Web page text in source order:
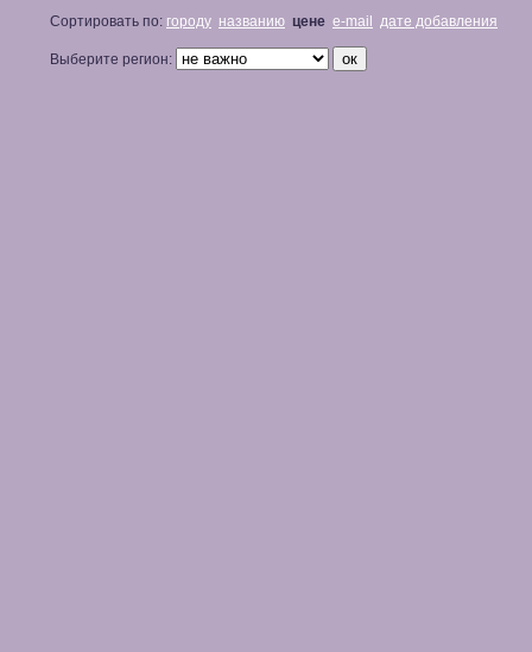
Сортировать по: городу названию цене e-mail дате добавления
Выберите регион: